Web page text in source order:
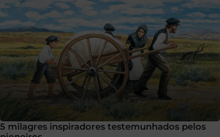
5 milagres inspiradores testemunhados pelos